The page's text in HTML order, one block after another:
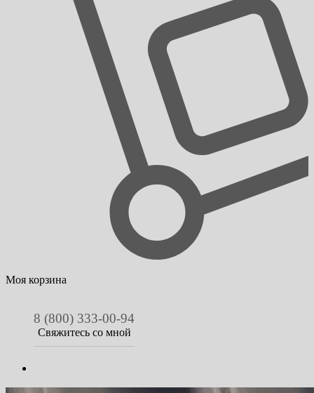
Моя корзина
8 (800) 333-00-94
Свяжитесь со мной